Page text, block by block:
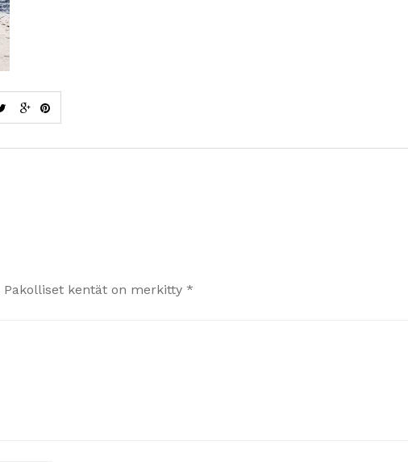
Pakolliset kentät on merkitty *